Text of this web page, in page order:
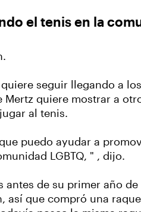
el tenis en la
seguir llegando a los
Mertz quiere mostrar a
al tenis.
puedo ayudar a
LGBTQ, " , dijo.
antes de su primer año
así que compró una